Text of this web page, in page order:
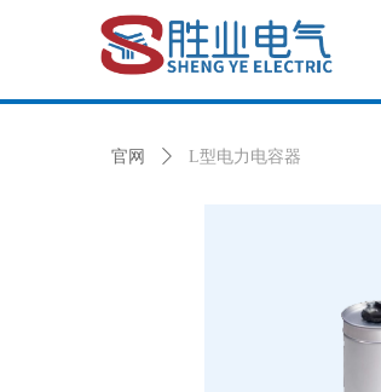
官网 ꄲ L型电力电容器